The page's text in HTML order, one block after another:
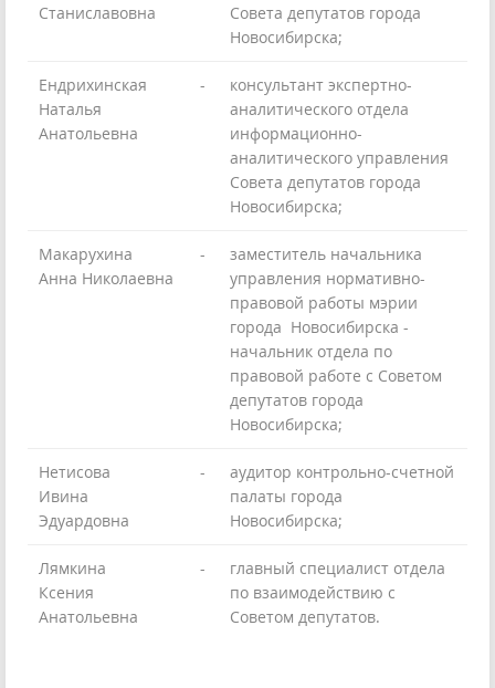
Станиславовна
Совета депутатов города
Новосибирска;
Ендрихинская
Наталья
Анатольевна
-
консультант экспертно-
аналитического отдела
информационно-
аналитического управления
Совета депутатов города
Новосибирска;
Макарухина
Анна Николаевна
-
заместитель начальника
управления нормативно-
правовой работы мэрии
города Новосибирска -
начальник отдела по
правовой работе с Советом
депутатов города
Новосибирска;
Нетисова
Ивина
Эдуардовна
-
аудитор контрольно-счетной
палаты города
Новосибирска;
Лямкина
Ксения
Анатольевна
-
главный специалист отдела
по взаимодействию с
Советом депутатов.